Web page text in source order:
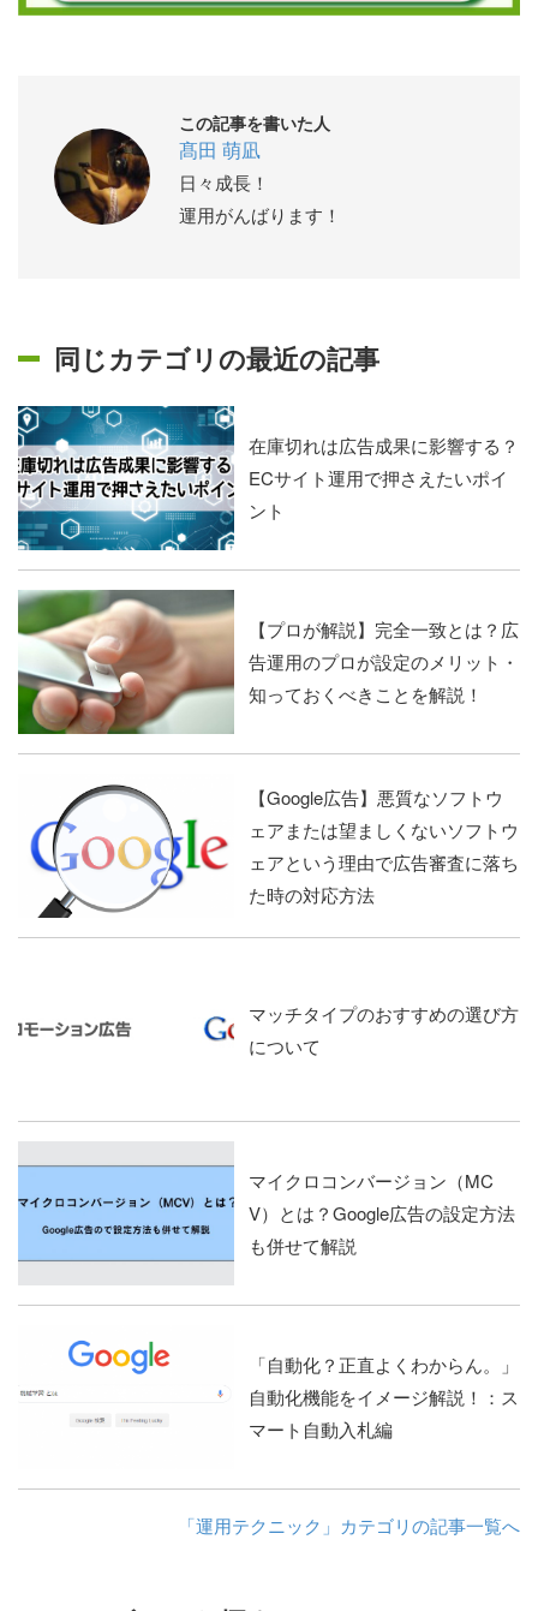
この記事を書いた人
髙田 萌凪
日々成長！
運用がんばります！
同じカテゴリの最近の記事
在庫切れは広告成果に影響する？
ECサイト運用で押さえたいポイ
ント
【プロが解説】完全一致とは？広
告運用のプロが設定のメリット・
知っておくべきことを解説！
【Google広告】悪質なソフトウ
ェアまたは望ましくないソフトウ
ェアという理由で広告審査に落ち
た時の対応方法
マッチタイプのおすすめの選び方
について
マイクロコンバージョン（MC
V）とは？Google広告の設定方法
も併せて解説
「自動化？正直よくわからん。」
自動化機能をイメージ解説！：ス
マート自動入札編
「運用テクニック」カテゴリの記事一覧へ